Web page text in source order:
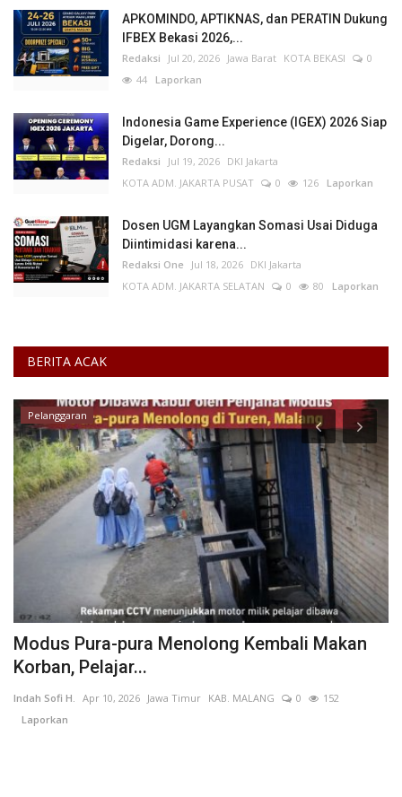
APKOMINDO, APTIKNAS, dan PERATIN Dukung
IFBEX Bekasi 2026,...
Redaksi Jul 20, 2026 Jawa Barat KOTA BEKASI
0
44 Laporkan
Indonesia Game Experience (IGEX) 2026 Siap
Digelar, Dorong...
Redaksi Jul 19, 2026 DKI Jakarta
KOTA ADM. JAKARTA PUSAT
0 126 Laporkan
Dosen UGM Layangkan Somasi Usai Diduga
Diintimidasi karena...
Redaksi One Jul 18, 2026 DKI Jakarta
KOTA ADM. JAKARTA SELATAN
0 80 Laporkan
BERITA ACAK
Pelanggaran
Modus Pura-pura Menolong Kembali Makan
Korban, Pelajar...
Indah Sofi H. Apr 10, 2026 Jawa Timur KAB. MALANG 0
152
Laporkan